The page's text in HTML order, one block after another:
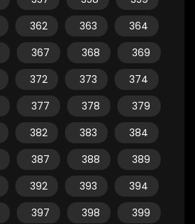
362 363
364
367 368
369
372 373
374
377 378
379
382 383
384
387 388
389
392 393
394
397 398
399